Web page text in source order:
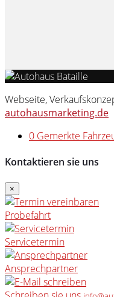
Webseite,
autohausmarketing.de
0 Gemerkte
Kontaktieren sie uns
×
Probefahrt
Servicetermin
Ansprechpartner